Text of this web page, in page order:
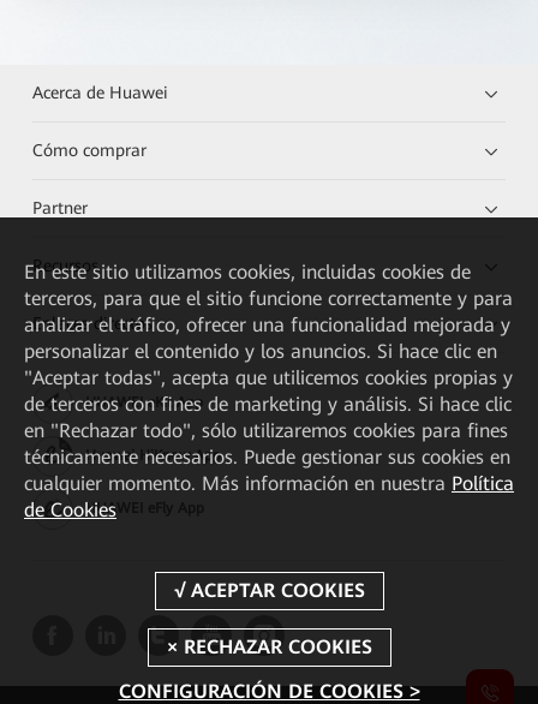
Acerca de Huawei
Cómo comprar
Partner
Recursos
Enlaces directos
HUAWEI eKit App
Huawei HiKnow App
HUAWEI eFly App
En este sitio utilizamos cookies, incluidas cookies de
terceros, para que el sitio funcione correctamente y para
analizar el tráfico, ofrecer una funcionalidad mejorada y
personalizar el contenido y los anuncios. Si hace clic en
"Aceptar todas", acepta que utilicemos cookies propias y
de terceros con fines de marketing y análisis. Si hace clic
en "Rechazar todo", sólo utilizaremos cookies para fines
técnicamente necesarios. Puede gestionar sus cookies en
cualquier momento. Más información en nuestra Política
de Cookies
CONFIGURACIÓN DE COOKIES >